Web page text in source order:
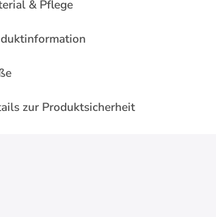
& Pflege
zur Produktsicherheit